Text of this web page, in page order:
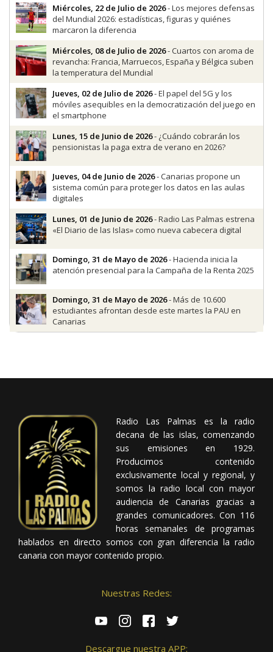
Miércoles, 22 de Julio de 2026- Los mejores defensas
del Mundial 2026: estadísticas, figuras y quiénes
marcaron la diferencia
Miércoles, 08 de Julio de 2026- Cuartos con aroma de
revancha: Francia, Marruecos, España y Bélgica suben
la temperatura del Mundial
Jueves, 02 de Julio de 2026- El papel del 5G y los
móviles asequibles en la democratización del juego en
el smartphone
Lunes, 15 de Junio de 2026- ¿Cuándo cobrarán los
pensionistas la paga extra de verano en 2026?
Jueves, 04 de Junio de 2026- Canarias propone un
sistema común para proteger los datos en las aulas
digitales
Lunes, 01 de Junio de 2026- Radio Las Palmas estrena
«El Diario de las Islas» como nueva cabecera digital
Domingo, 31 de Mayo de 2026- Hacienda inicia la
atención presencial para la Campaña de la Renta 2025
Domingo, 31 de Mayo de 2026- Más de 10.600
estudiantes afrontan desde este martes la PAU en
Canarias
Radio Las Palmas es la radio
decana de las islas, comenzando
sus emisiones en 1929.
Producimos contenido
exclusivamente local y regional, y
somos la radio local con mayor
audiencia de Canarias gracias a
grandes comunicadores. Con 116
horas semanales de programas
hablados en directo somos con gran diferencia la radio
canaria con mayor contenido propio.
Nuestras Redes:
Descargue nuestra APP: